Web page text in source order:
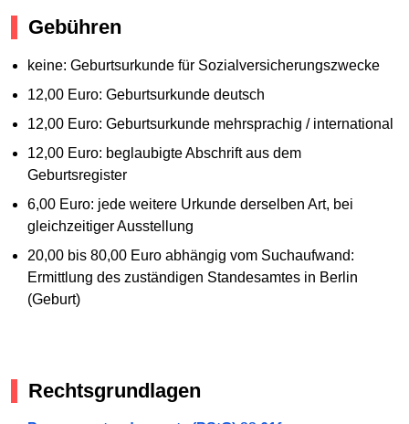
Gebühren
keine: Geburtsurkunde für Sozialversicherungszwecke
12,00 Euro: Geburtsurkunde deutsch
12,00 Euro: Geburtsurkunde mehrsprachig / international
12,00 Euro: beglaubigte Abschrift aus dem
Geburtsregister
6,00 Euro: jede weitere Urkunde derselben Art, bei
gleichzeitiger Ausstellung
20,00 bis 80,00 Euro abhängig vom Suchaufwand:
Ermittlung des zuständigen Standesamtes in Berlin
(Geburt)
Rechtsgrundlagen